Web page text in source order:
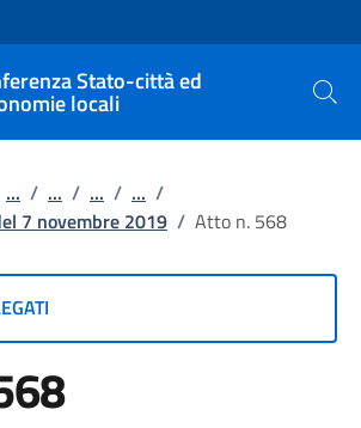
sito
Stato-città ed
locali Cerca
... / ... / ... / ... /
7 novembre 2019 / Atto n. 568